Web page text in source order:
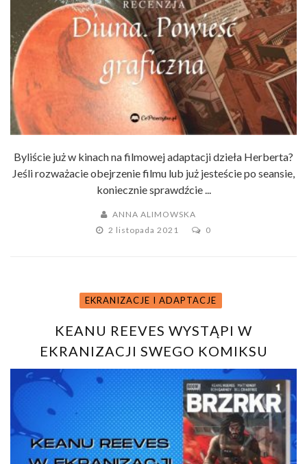
Byliście już w kinach na filmowej adaptacji dzieła Herberta?
Jeśli rozważacie obejrzenie filmu lub już jesteście po seansie,
koniecznie sprawdźcie ...
ANNA ALIMOWSKA
2 listopada 2021
0
EKRANIZACJE I ADAPTACJE
KEANU REEVES WYSTĄPI W
EKRANIZACJI SWEGO KOMIKSU